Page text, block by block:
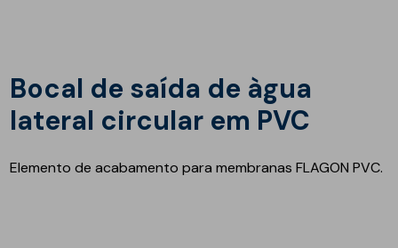
Bocal de saída de àgua
lateral circular em PVC
Elemento de acabamento para membranas FLAGON PVC.